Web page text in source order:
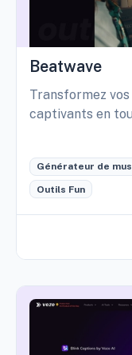
Beatwave
Transformez
captivants en
Générateur de
Outils Fun